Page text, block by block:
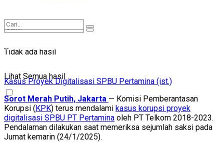
Tidak ada hasil
Lihat Semua hasil
Tidak ada hasil
Kasus Proyek Digitalisasi SPBU Pertamina (ist.)
Sorot Merah Putih, Jakarta — Komisi Pemberantasan
Korupsi (KPK) terus mendalami kasus korupsi proyek
digitalisasi SPBU PT Pertamina oleh PT Telkom 2018-2023.
Pendalaman dilakukan saat memeriksa sejumlah saksi pada
Jumat kemarin (24/1/2025).